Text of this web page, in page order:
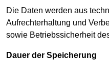
Die Daten werden aus
Aufrechterhaltung und
sowie Betriebssicherheit
Dauer der Speicherung